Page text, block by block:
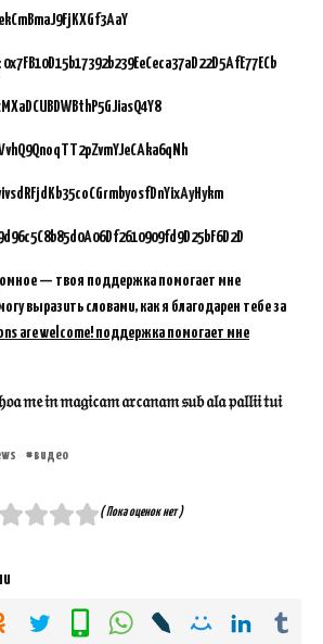
— твоя поддержка помогает мне
выразить словами, как я благодарен тебе за
are welcome! поддержка помогает мне
𝔪𝔢 𝔦𝔫 𝔪𝔞𝔤𝔦𝔠𝔞𝔪 𝔞𝔯𝔠𝔞𝔫𝔞𝔪 𝔰𝔲𝔟 𝔞𝔩𝔞 𝔭𝔞𝔩𝔩𝔦𝔦 𝔱𝔲𝔦
видео
( Пока оценок нет )